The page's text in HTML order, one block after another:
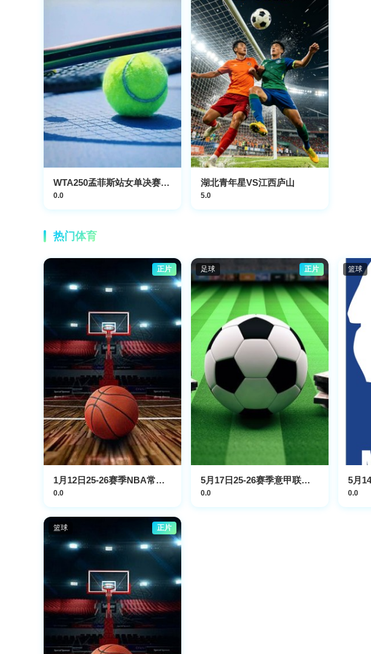
WTA250孟菲斯站女单决赛：柳托娃VS维德曼诺娃
0.0
湖北青年星VS江西庐山
5.0
热门体育
正片
1月12日25-26赛季NBA常规赛 老鹰VS勇士
0.0
足球 正片
5月17日25-26赛季意甲联赛 科莫VS帕尔马
0.0
篮球
0.0
篮球 正片